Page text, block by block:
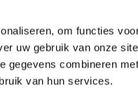
om functies
uw gebruik van onze
combineren
van hun services.